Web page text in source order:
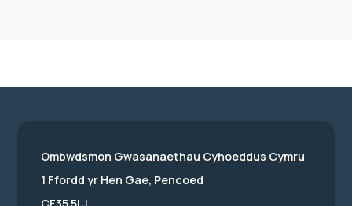
Ombwdsmon Gwasanaethau Cyhoeddus Cymru
1 Ffordd yr Hen Gae, Pencoed